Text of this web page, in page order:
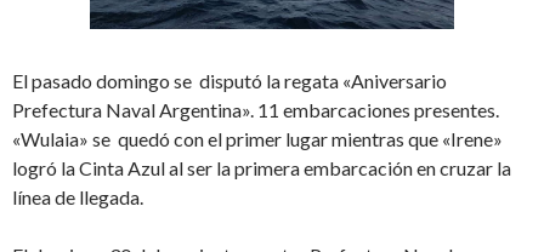
El pasado domingo se disputó la regata «Aniversario
Prefectura Naval Argentina». 11 embarcaciones presentes.
«Wulaia» se quedó con el primer lugar mientras que «Irene»
logró la Cinta Azul al ser la primera embarcación en cruzar la
línea de llegada.